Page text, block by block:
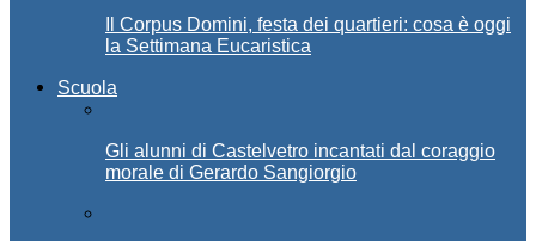
Il Corpus Domini, festa dei quartieri: cosa è oggi
la Settimana Eucaristica
Scuola
Gli alunni di Castelvetro incantati dal coraggio
morale di Gerardo Sangiorgio